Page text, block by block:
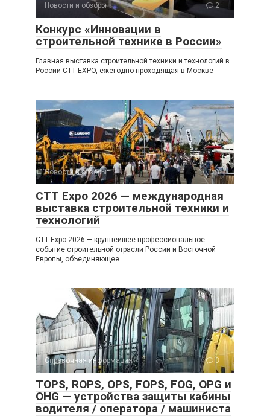
Новости и обзоры 2
Конкурс «Инновации в
строительной технике в России»
Главная выставка строительной техники и технологий в
России CTT EXPO, ежегодно проходящая в Москве
Новости и обзоры 0
CTT Expo 2026 — международная
выставка строительной техники и
технологий
CTT Expo 2026 — крупнейшее профессиональное
событие строительной отрасли России и Восточной
Европы, объединяющее
Справочная информация 3
TOPS, ROPS, OPS, FOPS, FOG, OPG и
OHG — устройства защиты кабины
водителя / оператора / машиниста